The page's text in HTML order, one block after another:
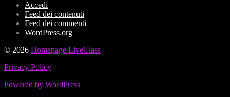
Accedi
Feed dei contenuti
Feed dei commenti
WordPress.org
© 2026 Homepage LiveClass
Privacy Policy
Powered by WordPress